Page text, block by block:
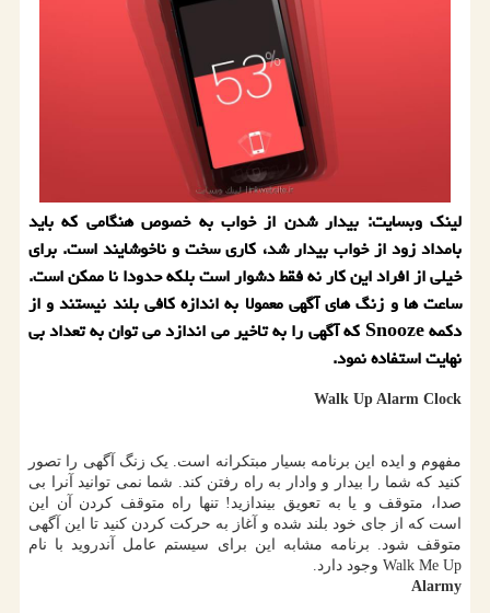
لینك وبسایت: بیدار شدن از خواب به خصوص هنگامی كه باید
بامداد زود از خواب بیدار شد، كاری سخت و ناخوشایند است. برای
خیلی از افراد این كار نه فقط دشوار است بلكه حدودا نا ممكن است.
ساعت ها و زنگ های آگهی معمولا به اندازه كافی بلند نیستند و از
دكمه Snooze كه آگهی را به تاخیر می اندازد می توان به تعداد بی
نهایت استفاده نمود.
Walk Up Alarm Clock
مفهوم و ایده این برنامه بسیار مبتکرانه است. یک زنگ آگهی را تصور
کنید که شما را بیدار و وادار به راه رفتن کند. شما نمی توانید آنرا بی
صدا، متوقف و یا به تعویق بیندازید! تنها راه متوقف کردن آن این
است که از جای خود بلند شده و آغاز به حرکت کردن کنید تا این آگهی
متوقف شود. برنامه مشابه این برای سیستم عامل آندروید با نام
Walk Me Up وجود دارد.
Alarmy